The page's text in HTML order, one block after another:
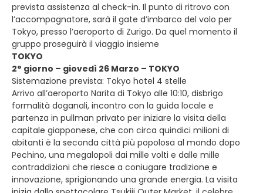
prevista assistenza al check-in. Il punto di ritrovo con
l’accompagnatore, sarà il gate d’imbarco del volo per
Tokyo, presso l’aeroporto di Zurigo. Da quel momento il
gruppo proseguirà il viaggio insieme
TOKYO
2° giorno – giovedì 26 Marzo – TOKYO
Sistemazione prevista: Tokyo hotel 4 stelle
Arrivo all’aeroporto Narita di Tokyo alle 10:10, disbrigo
formalità doganali, incontro con la guida locale e
partenza in pullman privato per iniziare la visita della
capitale giapponese, che con circa quindici milioni di
abitanti è la seconda città più popolosa al mondo dopo
Pechino, una megalopoli dai mille volti e dalle mille
contraddizioni che riesce a coniugare tradizione e
innovazione, sprigionando una grande energia. La visita